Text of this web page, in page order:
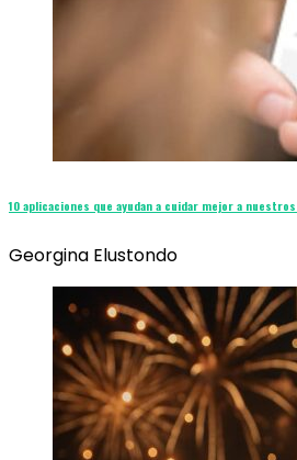
10 aplicaciones que ayudan a cuidar mejor a
Georgina Elustondo